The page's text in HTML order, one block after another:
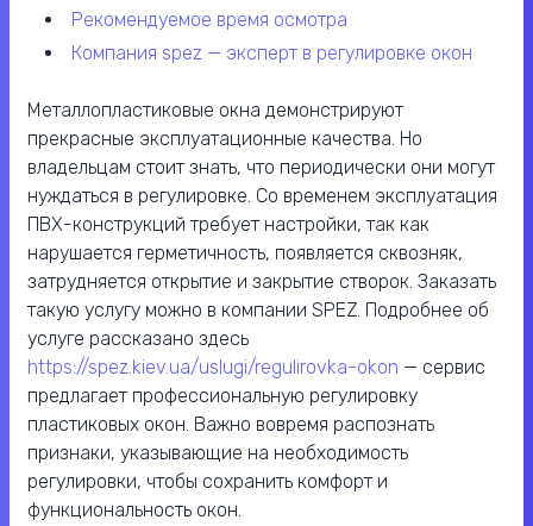
рекомендуемое время осмотра
компания spez — эксперт в регулировке окон
Металлопластиковые окна демонстрируют
прекрасные эксплуатационные качества. Но
владельцам стоит знать, что периодически они могут
нуждаться в регулировке. Со временем эксплуатация
ПВХ-конструкций требует настройки, так как
нарушается герметичность, появляется сквозняк,
затрудняется открытие и закрытие створок. Заказать
такую услугу можно в компании SPEZ. Подробнее об
услуге рассказано здесь
https://spez.kiev.ua/uslugi/regulirovka-okon — сервис
предлагает профессиональную регулировку
пластиковых окон. Важно вовремя распознать
признаки, указывающие на необходимость
регулировки, чтобы сохранить комфорт и
функциональность окон.